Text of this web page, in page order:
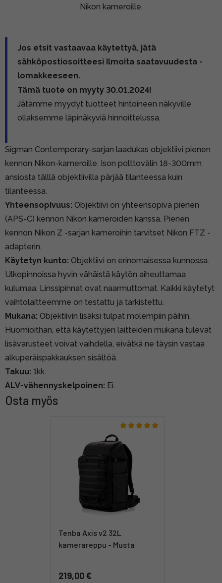
Nikon kameroille.
Jos etsit vastaavaa käytettyä, jätä
sähköpostiosoitteesi Ilmoita saatavuudesta -
lomakkeeseen.
Tämä tuote on myyty 30.01.2024!
Jätämme myydyt tuotteet hintoineen näkyville
ollaksemme läpinäkyviä hinnoittelussa.
Sigman Contemporary-sarjan laadukas objektiivi pienen
kennon Nikon-kameroille. Ison polttovälin 18-300mm
ansiosta tälllä objektiivilla pärjää tilanteessa kuin
tilanteessa.
Yhteensopivuus: Objektiivi on yhteensopiva pienen
(APS-C) kennon Nikon kameroiden kanssa. Pienen
kennon Nikon Z -sarjan kameroihin tarvitset Nikon FTZ -
adapterin.
Käytetyn kunto: Objektiivi on erinomaisessa kunnossa.
Ulkopinnoissa hyvin vähäistä käytön aiheuttamaa
kulumaa. Linssipinnat ovat naarmuttomat. Kaikki käytetyt
vaihtolaitteemme on testattu ja tarkistettu.
Mukana: Objektiivin lisäksi tulpat molempiin päihin.
Huomioithan, että käytettyjen laitteiden mukana tulevat
lisävarusteet voivat vaihdella, eivätkä ne täysin vastaa
alkuperäispakkauksen sisältöä.
Takuu: 1kk.
ALV-vähennyskelpoinen: Ei.
Osta myös
Tenba Axis v2 32L
kamerareppu - Musta
219,00 €